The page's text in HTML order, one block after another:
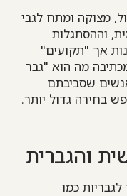
מצוקה ומתח לגבי
וההסתגלות
אך "תקועים"
מה הוא "גבר
שסביבתם
בחירה גדול יותר.
והגברית
כמו